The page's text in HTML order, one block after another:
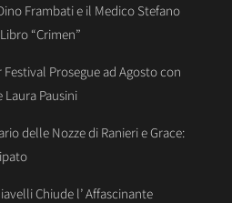
Frambati e il Medico Stefano
“Crimen”
Prosegue ad Agosto con
Laura Pausini
delle Nozze di Ranieri e Grace:
Chiude l’ Affascinante